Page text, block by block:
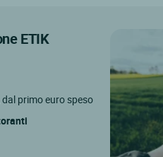
ETIK
dal primo euro speso